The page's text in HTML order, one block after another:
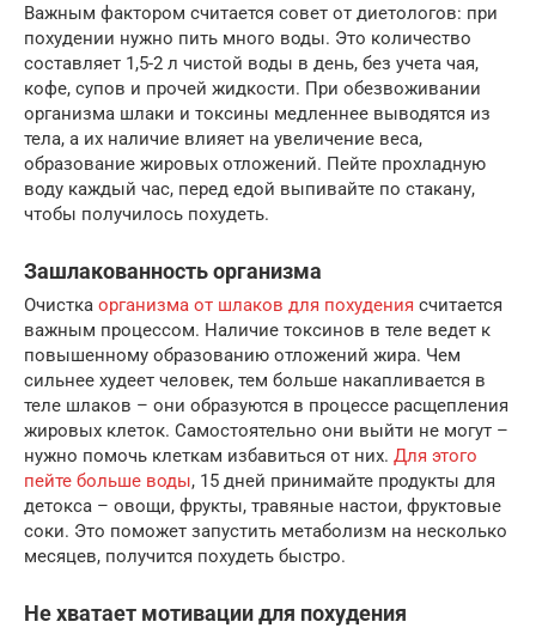
Важным фактором считается совет от диетологов: при
похудении нужно пить много воды. Это количество
составляет 1,5-2 л чистой воды в день, без учета чая,
кофе, супов и прочей жидкости. При обезвоживании
организма шлаки и токсины медленнее выводятся из
тела, а их наличие влияет на увеличение веса,
образование жировых отложений. Пейте прохладную
воду каждый час, перед едой выпивайте по стакану,
чтобы получилось похудеть.
Зашлакованность организма
Очистка организма от шлаков для похудения считается
важным процессом. Наличие токсинов в теле ведет к
повышенному образованию отложений жира. Чем
сильнее худеет человек, тем больше накапливается в
теле шлаков – они образуются в процессе расщепления
жировых клеток. Самостоятельно они выйти не могут –
нужно помочь клеткам избавиться от них. Для этого
пейте больше воды, 15 дней принимайте продукты для
детокса – овощи, фрукты, травяные настои, фруктовые
соки. Это поможет запустить метаболизм на несколько
месяцев, получится похудеть быстро.
Не хватает мотивации для похудения